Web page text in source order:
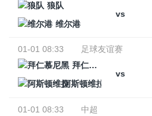
狼队
vs
维尔港
01-01 08:33
足球友谊赛
拜仁慕尼黑
vs
阿斯顿维拉
01-01 08:33
中超